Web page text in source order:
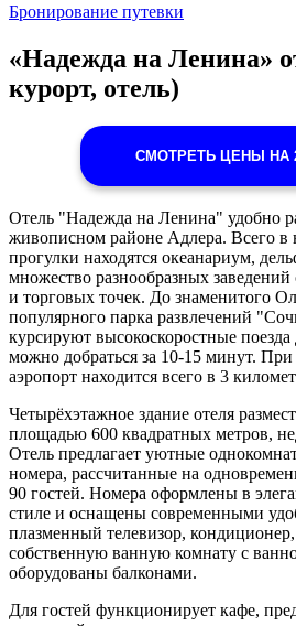
Бронирование путевки
«Надежда на Ленина»
курорт, отель)
СМОТРЕТЬ ЦЕНЫ НА
Отель "Надежда на Ленина" удобно
живописном районе Адлера. Всего в
прогулки находятся океанариум,
множество разнообразных
и торговых точек. До знаменитого
популярного парка развлечений
курсируют высокоскоростные
можно добраться за 10-15 минут.
аэропорт находится всего в 3
Четырёхэтажное здание отеля
площадью 600 квадратных метров,
Отель предлагает уютные
номера, рассчитанные на
90 гостей. Номера оформлены в
стиле и оснащены современными
плазменный телевизор,
собственную ванную комнату с
оборудованы балконами.
Для гостей функционирует кафе,